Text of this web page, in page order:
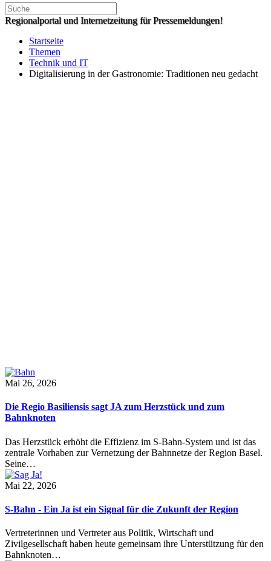
Regionalportal und Internetzeitung für Pressemeldungen!
Startseite
Themen
Technik und IT
Digitalisierung in der Gastronomie: Traditionen neu gedacht
Mai 26, 2026
Die Regio Basiliensis sagt JA zum Herzstück und zum
Bahnknoten
Das Herzstück erhöht die Effizienz im S-Bahn-System und ist das
zentrale Vorhaben zur Vernetzung der Bahnnetze der Region Basel.
Seine…
Mai 22, 2026
S-Bahn - Ein Ja ist ein Signal für die Zukunft der Region
Vertreterinnen und Vertreter aus Politik, Wirtschaft und
Zivilgesellschaft haben heute gemeinsam ihre Unterstützung für den
Bahnknoten…